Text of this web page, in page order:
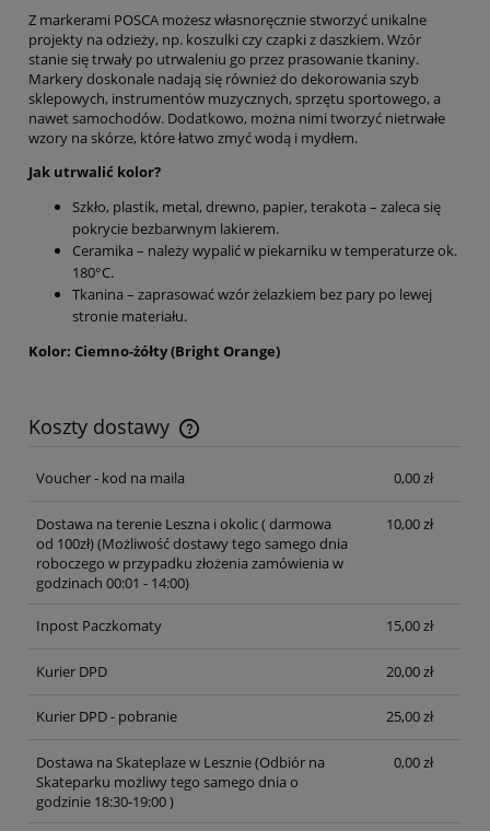
Z markerami POSCA możesz własnoręcznie stworzyć unikalne
projekty na odzieży, np. koszulki czy czapki z daszkiem. Wzór
stanie się trwały po utrwaleniu go przez prasowanie tkaniny.
Markery doskonale nadają się również do dekorowania szyb
sklepowych, instrumentów muzycznych, sprzętu sportowego, a
nawet samochodów. Dodatkowo, można nimi tworzyć nietrwałe
wzory na skórze, które łatwo zmyć wodą i mydłem.
Jak utrwalić kolor?
Szkło, plastik, metal, drewno, papier, terakota – zaleca się
pokrycie bezbarwnym lakierem.
Ceramika – należy wypalić w piekarniku w temperaturze ok.
180°C.
Tkanina – zaprasować wzór żelazkiem bez pary po lewej
stronie materiału.
Kolor: Ciemno-żółty (Bright Orange)
Koszty dostawy
Cena nie zawiera ewentualnych kosztów płatności
Voucher - kod na maila
0,00 zł
Dostawa na terenie Leszna i okolic ( darmowa
od 100zł)(Możliwość dostawy tego samego dnia
roboczego w przypadku złożenia zamówienia w
godzinach 00:01 - 14:00)
10,00 zł
Inpost Paczkomaty 15,00 zł
Kurier DPD 20,00 zł
Kurier DPD - pobranie 25,00 zł
Dostawa na Skateplaze w Lesznie(Odbiór na
Skateparku możliwy tego samego dnia o
godzinie 18:30-19:00 )
0,00 zł